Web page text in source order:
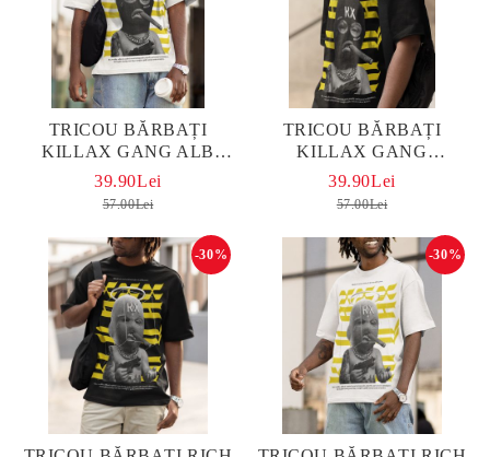
TRICOU BĂRBAȚI
KILLAX GANG ALB
OVERSIZED
39.90Lei
57.00Lei
TRICOU BĂRBAȚI
KILLAX GANG
OVERSIZED
39.90Lei
57.00Lei
-30% -30%